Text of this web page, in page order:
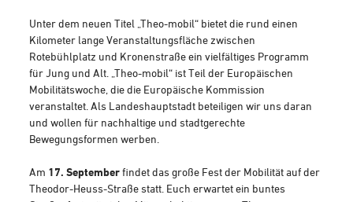
Unter dem neuen Titel „Theo-mobil“ bietet die rund einen
Kilometer lange Veranstaltungsfläche zwischen
Rotebühlplatz und Kronenstraße ein vielfältiges Programm
für Jung und Alt. „Theo-mobil“ ist Teil der Europäischen
Mobilitätswoche, die die Europäische Kommission
veranstaltet. Als Landeshauptstadt beteiligen wir uns daran
und wollen für nachhaltige und stadtgerechte
Bewegungsformen werben.
Am 17. Septemberfindet das große Fest der Mobilität auf der
Theodor-Heuss-Straße statt. Euch erwartet ein buntes